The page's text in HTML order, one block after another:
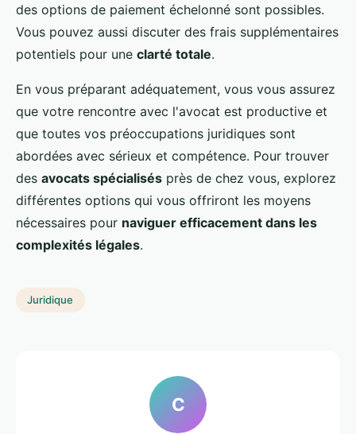
des options de paiement échelonné sont possibles.
Vous pouvez aussi discuter des frais supplémentaires
potentiels pour une clarté totale.
En vous préparant adéquatement, vous vous assurez
que votre rencontre avec l'avocat est productive et
que toutes vos préoccupations juridiques sont
abordées avec sérieux et compétence. Pour trouver
des avocats spécialisés près de chez vous, explorez
différentes options qui vous offriront les moyens
nécessaires pour naviguer efficacement dans les
complexités légales.
Juridique
C